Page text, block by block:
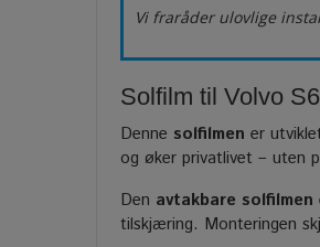
Vi fraråder ulovlige
Solfilm til Volvo
Denne solfilmen er
og øker privatlivet – uten
Den avtakbare solfilmen
tilskjæring. Monteringen